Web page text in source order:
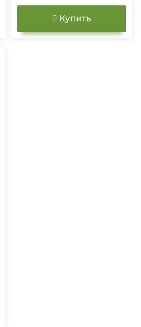
Купить